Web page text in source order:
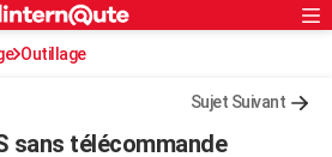
S'inscrire
Connexion
Outillage
Sujet Suivant
sans télécommande